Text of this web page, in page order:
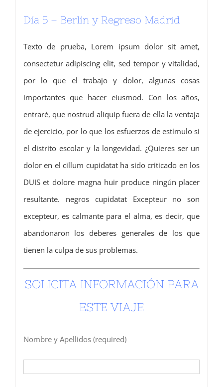
Día 5 – Berlín y Regreso Madrid
Texto de prueba, Lorem ipsum dolor sit amet,
consectetur adipiscing elit, sed tempor y vitalidad,
por lo que el trabajo y dolor, algunas cosas
importantes que hacer eiusmod. Con los años,
entraré, que nostrud aliquip fuera de ella la ventaja
de ejercicio, por lo que los esfuerzos de estímulo si
el distrito escolar y la longevidad. ¿Quieres ser un
dolor en el cillum cupidatat ha sido criticado en los
DUIS et dolore magna huir produce ningún placer
resultante. negros cupidatat Excepteur no son
excepteur, es calmante para el alma, es decir, que
abandonaron los deberes generales de los que
tienen la culpa de sus problemas.
SOLICITA INFORMACIÓN PARA
ESTE VIAJE
Nombre y Apellidos (required)